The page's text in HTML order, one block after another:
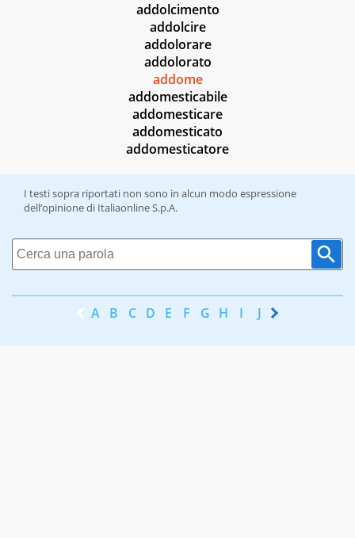
addolcimento
addolcire
addolorare
addolorato
addome
addomesticabile
addomesticare
addomesticato
addomesticatore
I testi sopra riportati non sono in alcun modo espressione
dell’opinione di Italiaonline S.p.A.
A B C D E F G H I J K